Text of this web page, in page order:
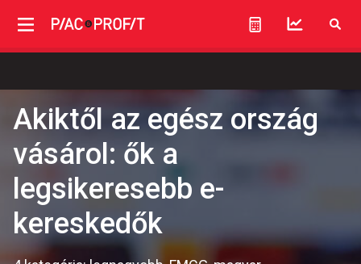
Akiktől az egész ország
vásárol: ők a
legsikeresebb e-
kereskedők